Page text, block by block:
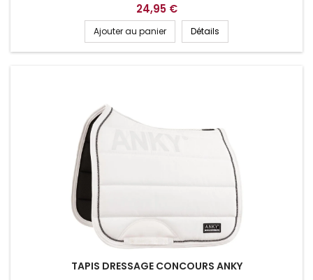
24,95 €
Ajouter au panier Détails
TAPIS DRESSAGE CONCOURS ANKY